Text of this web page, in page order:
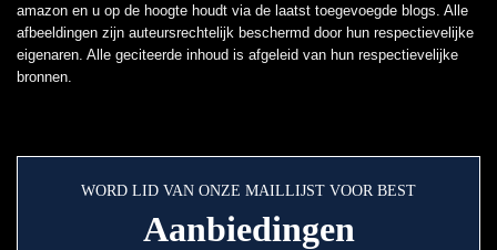
amazon en u op de hoogte houdt via de laatst toegevoegde blogs. Alle
afbeeldingen zijn auteursrechtelijk beschermd door hun respectievelijke
eigenaren. Alle geciteerde inhoud is afgeleid van hun respectievelijke
bronnen.
WORD LID VAN ONZE MAILLIJST VOOR BEST
Aanbiedingen